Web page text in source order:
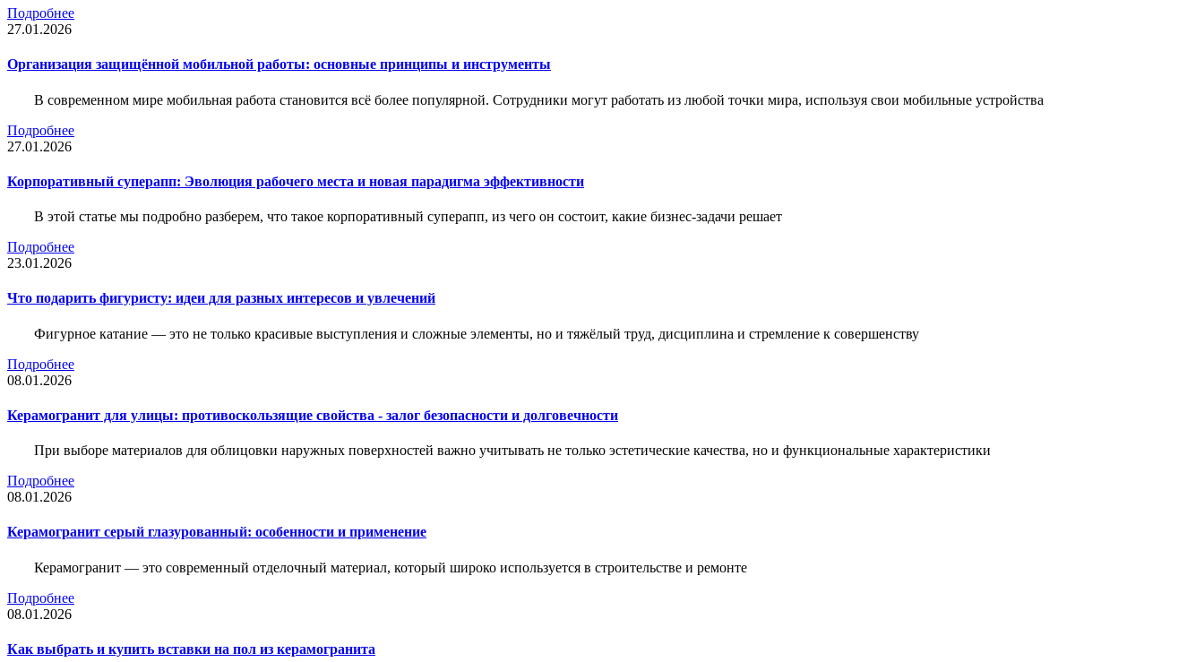
Подробнее
27.01.2026
Организация защищённой мобильной работы: основные принципы и инструменты
В современном мире мобильная работа становится всё более популярной. Сотрудники могут работать из любой точки мира, используя свои мобильные устройства
Подробнее
27.01.2026
Корпоративный суперапп: Эволюция рабочего места и новая парадигма эффективности
В этой статье мы подробно разберем, что такое корпоративный суперапп, из чего он состоит, какие бизнес-задачи решает
Подробнее
23.01.2026
Что подарить фигуристу: идеи для разных интересов и увлечений
Фигурное катание — это не только красивые выступления и сложные элементы, но и тяжёлый труд, дисциплина и стремление к совершенству
Подробнее
08.01.2026
Керамогранит для улицы: противоскользящие свойства - залог безопасности и долговечности
При выборе материалов для облицовки наружных поверхностей важно учитывать не только эстетические качества, но и функциональные характеристики
Подробнее
08.01.2026
Керамогранит серый глазурованный: особенности и применение
Керамогранит — это современный отделочный материал, который широко используется в строительстве и ремонте
Подробнее
08.01.2026
Как выбрать и купить вставки на пол из керамогранита